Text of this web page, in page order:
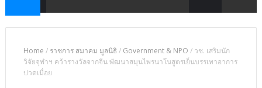
Home / ราชการ สมาคม มูลนิธิ / Government & NPO / วช. เสริมนัก
วิจัยจุฬาฯ คว้ารางวัลจากจีน พัฒนาสมุนไพรนาโนสูตรเย็นบรรเทาอาการ
ปวดเมื่อย